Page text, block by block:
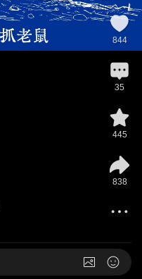
844
35
445
838